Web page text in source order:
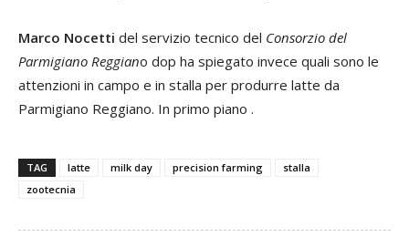
Marco Nocetti del servizio tecnico del Consorzio del
Parmigiano Reggiano dop ha spiegato invece quali sono le
attenzioni in campo e in stalla per produrre latte da
Parmigiano Reggiano. In primo piano .
TAG latte milk day precision farming
stalla
zootecnia